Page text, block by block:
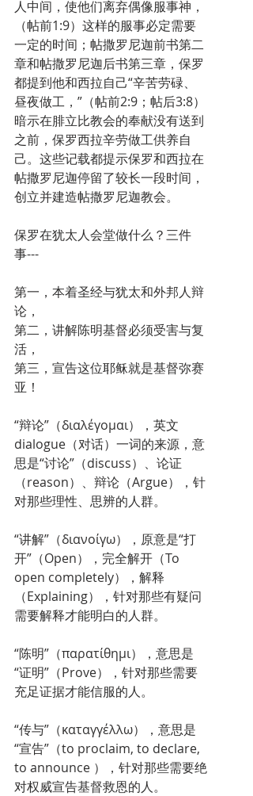
人中间，使他们离弃偶像服事神，
（帖前1:9）这样的服事必定需要
一定的时间；帖撒罗尼迦前书第二
章和帖撒罗尼迦后书第三章，保罗
都提到他和西拉自己“辛苦劳碌、
昼夜做工，”（帖前2:9；帖后3:8）
暗示在腓立比教会的奉献没有送到
之前，保罗西拉辛劳做工供养自
己。这些记载都提示保罗和西拉在
帖撒罗尼迦停留了较长一段时间，
创立并建造帖撒罗尼迦教会。
保罗在犹太人会堂做什么？三件
事---
第一，本着圣经与犹太和外邦人辩
论，
第二，讲解陈明基督必须受害与复
活，
第三，宣告这位耶稣就是基督弥赛
亚！
“辩论”（διαλέγομαι），英文
dialogue（对话）一词的来源，意
思是“讨论”（discuss）、论证
（reason）、辩论（Argue），针
对那些理性、思辨的人群。
“讲解”（διανοίγω），原意是“打
开”（Open），完全解开（To
open completely），解释
（Explaining），针对那些有疑问
需要解释才能明白的人群。
“陈明”（παρατίθημι），意思是
“证明”（Prove），针对那些需要
充足证据才能信服的人。
“传与”（καταγγέλλω），意思是
“宣告”（to proclaim, to declare,
to announce ），针对那些需要绝
对权威宣告基督救恩的人。